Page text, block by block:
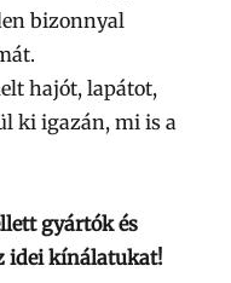
bizonnyal
hajót, lapátot,
ki igazán, mi is a
gyártók és
idei kínálatukat!